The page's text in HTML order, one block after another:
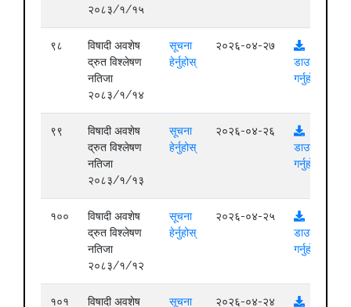
२०८३/१/१५
९८
विषादी अवशेष
द्रुत विश्लेषण
नतिजा
२०८३/१/१४
सूचना
हेर्नुहोस्
२०२६-०४-२७
डाउनलोड
गर्नुहोस्
९९
विषादी अवशेष
द्रुत विश्लेषण
नतिजा
२०८३/१/१३
सूचना
हेर्नुहोस्
२०२६-०४-२६
डाउनलोड
गर्नुहोस्
१००
विषादी अवशेष
द्रुत विश्लेषण
नतिजा
२०८३/१/१२
सूचना
हेर्नुहोस्
२०२६-०४-२५
डाउनलोड
गर्नुहोस्
१०१
विषादी अवशेष
सूचना
२०२६-०४-२४